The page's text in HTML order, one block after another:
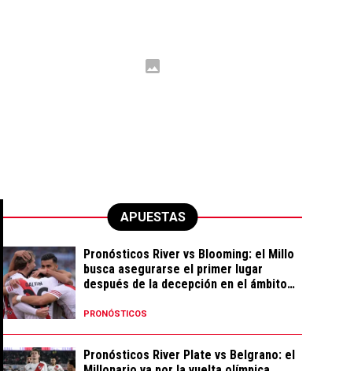
APUESTAS
Pronósticos River vs Blooming: el Millo
busca asegurarse el primer lugar
después de la decepción en el ámbito
PRONÓSTICOS
Pronósticos River Plate vs Belgrano: el